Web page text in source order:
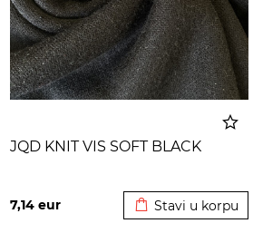
JQD KNIT VIS SOFT BLACK
7,14 eur Stavi u korpu